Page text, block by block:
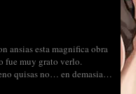
ansias esta magnifica obra
fue muy grato verlo.
quisas no… en demasia…